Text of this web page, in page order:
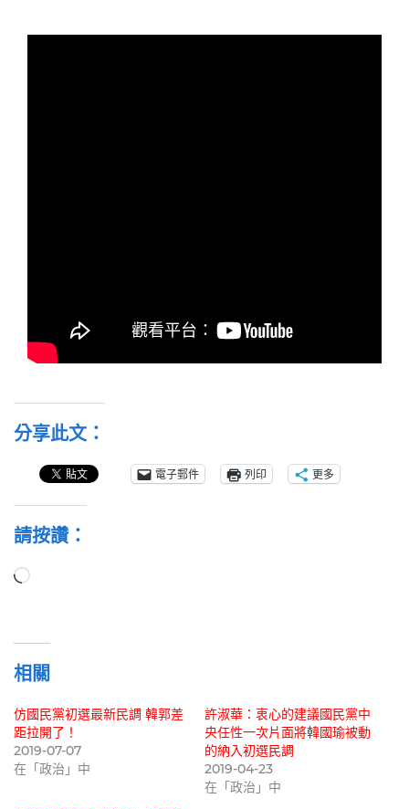
分享此文：
電子郵件 列印 更多
請按讚：
正
相關
仿國民黨初選最新民調 韓郭差
距拉開了！
2019-07-07
在「政治」中
許淑華：衷心的建議國民黨中
央任性一次片面將韓國瑜被動
的納入初選民調
2019-04-23
在「政治」中